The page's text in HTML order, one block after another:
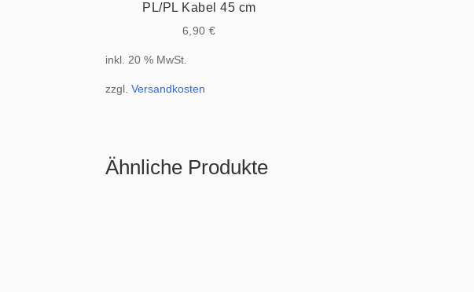
PL/PL Kabel 45 cm
6,90€
inkl. 20 % MwSt.
zzgl.Versandkosten
Ähnliche Produkte